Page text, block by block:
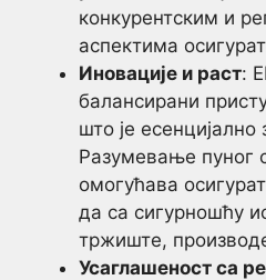
конкурентским и
аспектима
Иновације и раст:
балансирани
што је есенцијално
Разумевање пуног
омогућава
да са сигурношћу
тржиште,
Усаглашеност са